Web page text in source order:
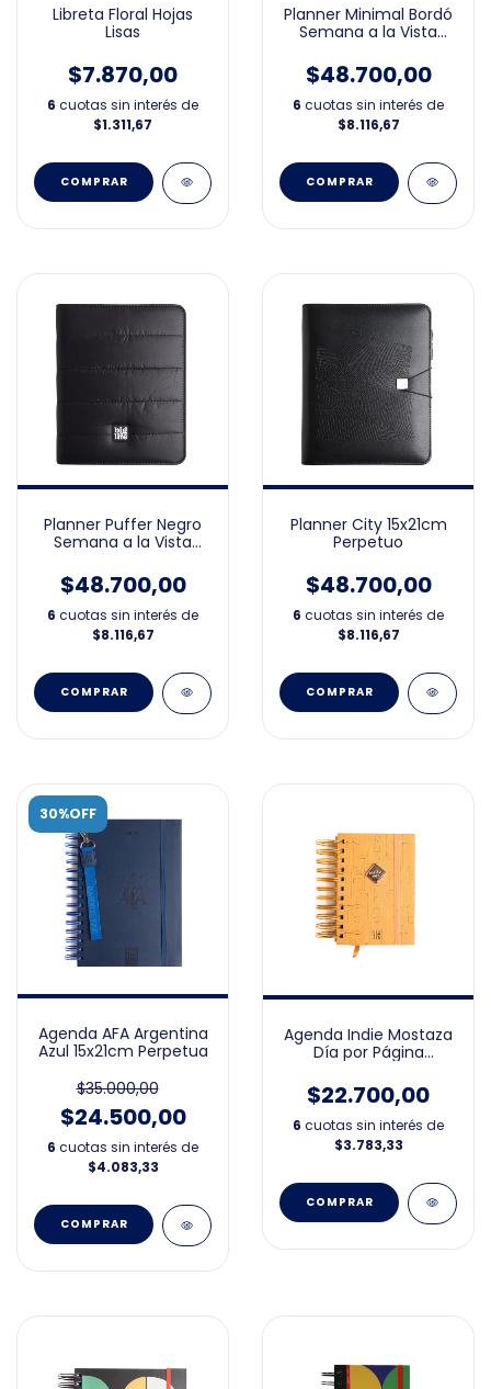
Libreta Floral Hojas
Lisas
$7.870,00
6 cuotas sin interés de
$1.311,67
Planner Minimal Bordó
Semana a la Vista
$48.700,00
6 cuotas sin interés de
$8.116,67
Planner Puffer Negro
Semana a la Vista
$48.700,00
6 cuotas sin interés de
$8.116,67
Planner City 15x21cm
Perpetuo
$48.700,00
6 cuotas sin interés de
$8.116,67
30%OFF
Agenda AFA Argentina
Azul 15x21cm Perpetua
$35.000,00
$24.500,00
6 cuotas sin interés de
$4.083,33
Agenda Indie Mostaza
Día por Página
$22.700,00
6 cuotas sin interés de
$3.783,33